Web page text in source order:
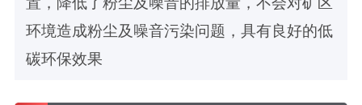
环境造成粉尘及噪音污染问题，具有良好的低
碳环保效果